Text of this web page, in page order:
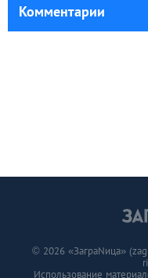
Комментарии
© 2026 «ЗаграNица»
Использование